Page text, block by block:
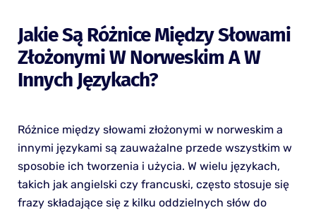
Jakie Są Różnice Między Słowami
Złożonymi W Norweskim A W
Innych Językach?
Różnice między słowami złożonymi w norweskim a
innymi językami są zauważalne przede wszystkim w
sposobie ich tworzenia i użycia. W wielu językach,
takich jak angielski czy francuski, często stosuje się
frazy składające się z kilku oddzielnych słów do